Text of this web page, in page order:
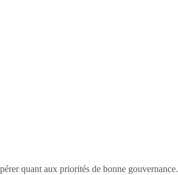
quant aux priorités de bonne gouvernance.